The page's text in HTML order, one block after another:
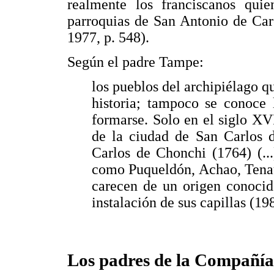
realmente los franciscanos
parroquias de San Antonio de
1977, p. 548).
Según el padre Tampe:
los pueblos del archipiélago
historia; tampoco se
formarse. Solo en el siglo
de la ciudad de San Carlos
Carlos de Chonchi (1764)
como Puqueldón, Achao,
carecen de un origen
instalación de sus capillas
Los padres de la